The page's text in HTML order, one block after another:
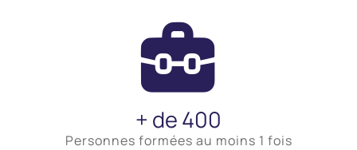
+ de 400
Personnes formées au moins 1 fois